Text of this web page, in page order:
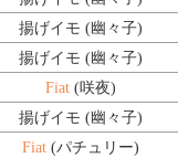
揚げイモ (幽々子)
揚げイモ (幽々子)
Fiat(咲夜)
揚げイモ (幽々子)
Fiat(パチュリー)